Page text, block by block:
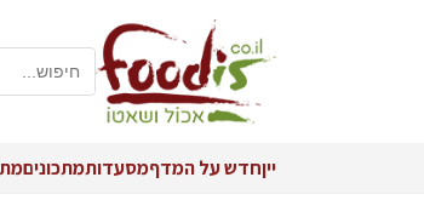
ייןחדש על המדףמסעדותמתכונים